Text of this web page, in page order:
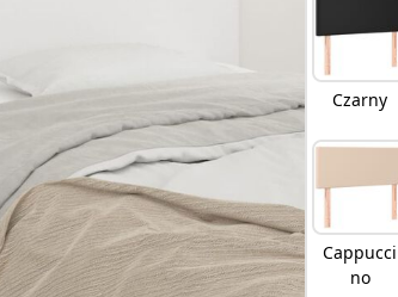
Czarny
Cappucci
no